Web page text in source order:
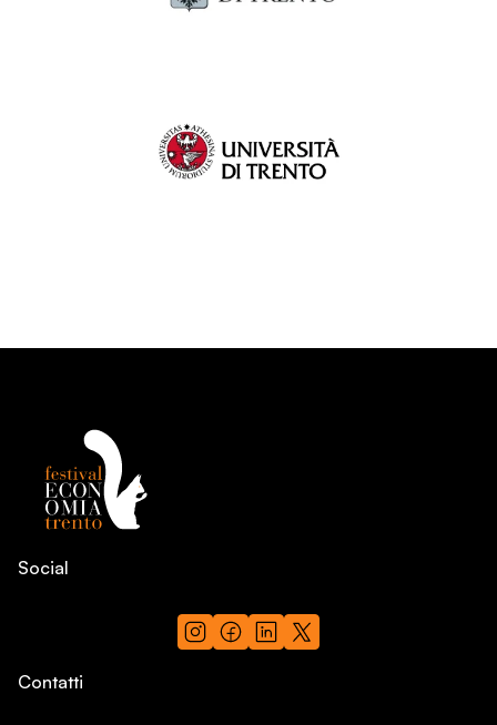
Social
Contatti